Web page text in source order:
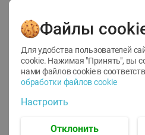
12
1.05 руб./
руб./шт
Файлы
Для удобства пользователей
cookie. Нажимая "Принять", вы
нами файлов cookie в
обработки файлов cookie
Настроить
Отклонить